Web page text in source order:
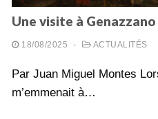
Une visite à Genazzano
18/08/2025 - ACTUALITÉS
Par Juan Miguel Montes
m’emmenait à…